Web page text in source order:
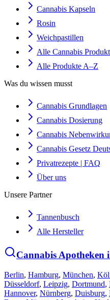
Cannabis Kapseln
Rosin
Weichpastillen
Alle Cannabis
Alle Produkte A–Z
Was du wissen musst
Cannabis Grundlagen
Cannabis Dosierung
Cannabis
Cannabis Gesetz
Privatrezepte | FAQ
Über uns
Unsere Partner
Tannenbusch
Alle Hersteller
Cannabis Apotheken
Berlin, Hamburg, München,
Düsseldorf, Leipzig, Dortmund,
Hannover, Nürnberg, Duisburg,